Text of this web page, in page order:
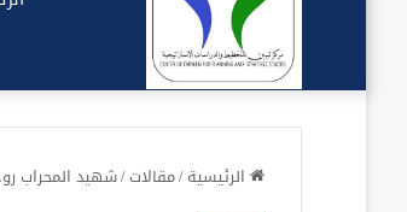
الرئيسية/مقالات/شهيد المحراب